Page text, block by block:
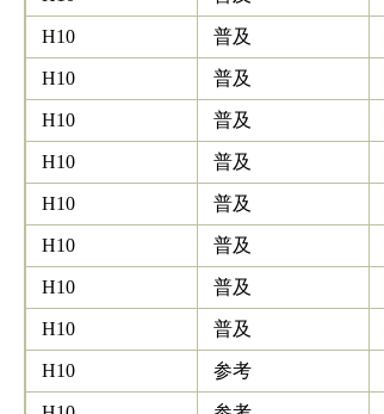
H10 普及
H10 普及
H10 普及
H10 普及
H10 普及
H10 普及
H10 普及
H10 普及
H10 参考